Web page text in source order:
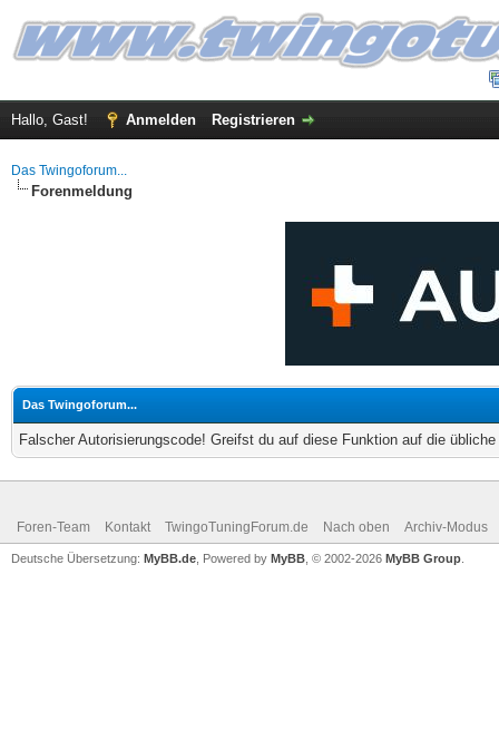
Hallo, Gast! Anmelden Registrieren
Das Twingoforum...
Forenmeldung
Das Twingoforum...
Falscher Autorisierungscode! Greifst du auf diese Funktion auf die
Foren-Team Kontakt TwingoTuningForum.de Nach oben Archiv-Modus
Deutsche Übersetzung: MyBB.de , Powered by MyBB , © 2002-2026 MyBB Group